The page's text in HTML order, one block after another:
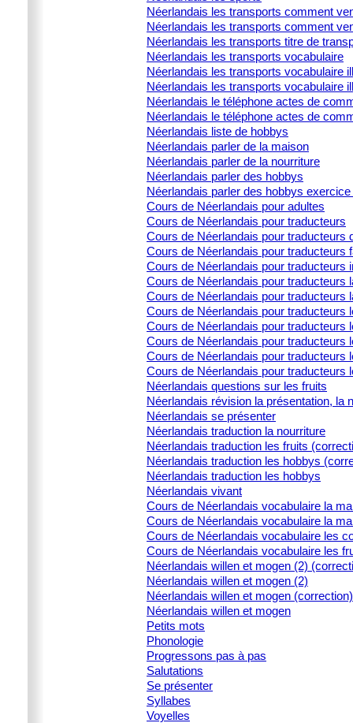
Néerlandais les transports comment
Néerlandais les transports comment
Néerlandais les transports titre de
Néerlandais les transports vocabulaire
Néerlandais les transports vocabulaire
Néerlandais les transports vocabulaire
Néerlandais le téléphone actes de
Néerlandais le téléphone actes de
Néerlandais liste de hobbys
Néerlandais parler de la maison
Néerlandais parler de la nourriture
Néerlandais parler des hobbys
Néerlandais parler des hobbys
Cours de Néerlandais pour adultes
Cours de Néerlandais pour traducteurs
Cours de Néerlandais pour traducteurs
Cours de Néerlandais pour traducteurs
Cours de Néerlandais pour traducteurs
Cours de Néerlandais pour traducteurs
Cours de Néerlandais pour traducteurs
Cours de Néerlandais pour traducteurs
Cours de Néerlandais pour traducteurs
Cours de Néerlandais pour traducteurs
Cours de Néerlandais pour traducteurs
Cours de Néerlandais pour traducteurs
Néerlandais questions sur les fruits
Néerlandais révision la présentation, la
Néerlandais se présenter
Néerlandais traduction la nourriture
Néerlandais traduction les fruits
Néerlandais traduction les hobbys
Néerlandais traduction les hobbys
Néerlandais vivant
Cours de Néerlandais vocabulaire la
Cours de Néerlandais vocabulaire la
Cours de Néerlandais vocabulaire les
Cours de Néerlandais vocabulaire les
Néerlandais willen et mogen (2)
Néerlandais willen et mogen (2)
Néerlandais willen et mogen (correction)
Néerlandais willen et mogen
Petits mots
Phonologie
Progressons pas à pas
Salutations
Se présenter
Syllabes
Voyelles